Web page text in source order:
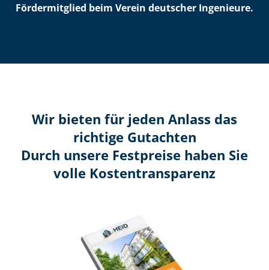
Fördermitglied beim Verein deutscher Ingenieure.
Wir bieten für jeden Anlass das
richtige Gutachten
Durch unsere Festpreise haben Sie
volle Kosten­transparenz